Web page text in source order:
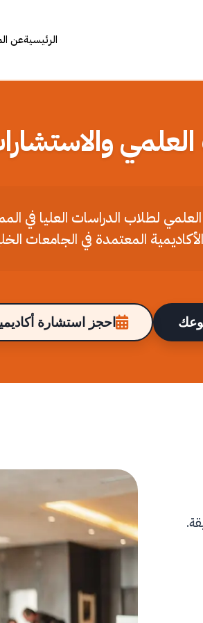
الرئيسيةعن
لطلاب الدراسات العليا في
المعتمدة في الجامعات
احجز استشارة